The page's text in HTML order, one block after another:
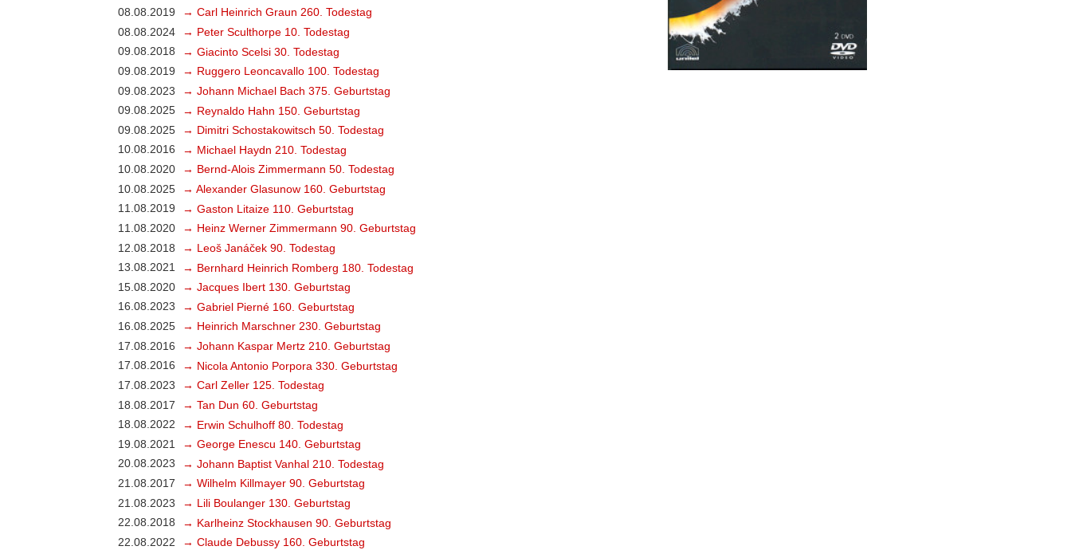
08.08.2019
→ Carl Heinrich Graun 260. Todestag
08.08.2024
→ Peter Sculthorpe 10. Todestag
09.08.2018
→ Giacinto Scelsi 30. Todestag
09.08.2019
→ Ruggero Leoncavallo 100. Todestag
09.08.2023
→ Johann Michael Bach 375. Geburtstag
09.08.2025
→ Reynaldo Hahn 150. Geburtstag
09.08.2025
→ Dimitri Schostakowitsch 50. Todestag
10.08.2016
→ Michael Haydn 210. Todestag
10.08.2020
→ Bernd-Alois Zimmermann 50. Todestag
10.08.2025
→ Alexander Glasunow 160. Geburtstag
11.08.2019
→ Gaston Litaize 110. Geburtstag
11.08.2020
→ Heinz Werner Zimmermann 90. Geburtstag
12.08.2018
→ Leoš Janáček 90. Todestag
13.08.2021
→ Bernhard Heinrich Romberg 180. Todestag
15.08.2020
→ Jacques Ibert 130. Geburtstag
16.08.2023
→ Gabriel Pierné 160. Geburtstag
16.08.2025
→ Heinrich Marschner 230. Geburtstag
17.08.2016
→ Johann Kaspar Mertz 210. Geburtstag
17.08.2016
→ Nicola Antonio Porpora 330. Geburtstag
17.08.2023
→ Carl Zeller 125. Todestag
18.08.2017
→ Tan Dun 60. Geburtstag
18.08.2022
→ Erwin Schulhoff 80. Todestag
19.08.2021
→ George Enescu 140. Geburtstag
20.08.2023
→ Johann Baptist Vanhal 210. Todestag
21.08.2017
→ Wilhelm Killmayer 90. Geburtstag
21.08.2023
→ Lili Boulanger 130. Geburtstag
22.08.2018
→ Karlheinz Stockhausen 90. Geburtstag
22.08.2022
→ Claude Debussy 160. Geburtstag